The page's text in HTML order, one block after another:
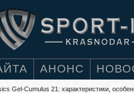
АНОНС
Gel-Cumulus 21: характеристики,